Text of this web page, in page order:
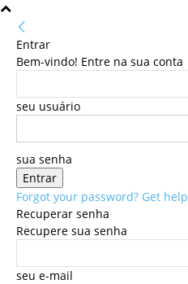
Entrar
Bem-vindo! Entre na sua conta
seu usuário
sua senha
Forgot your password? Get help
Recuperar senha
Recupere sua senha
seu e-mail